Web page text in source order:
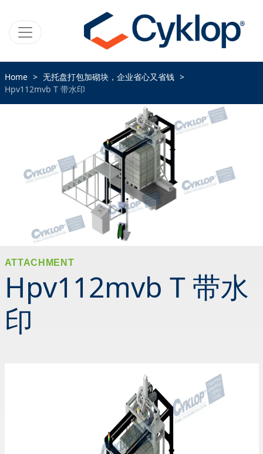
Home
无托盘打包加砌块，企业省心又省钱
Hpv112mvb T 带水印
ATTACHMENT
Hpv112mvb T 带水
印